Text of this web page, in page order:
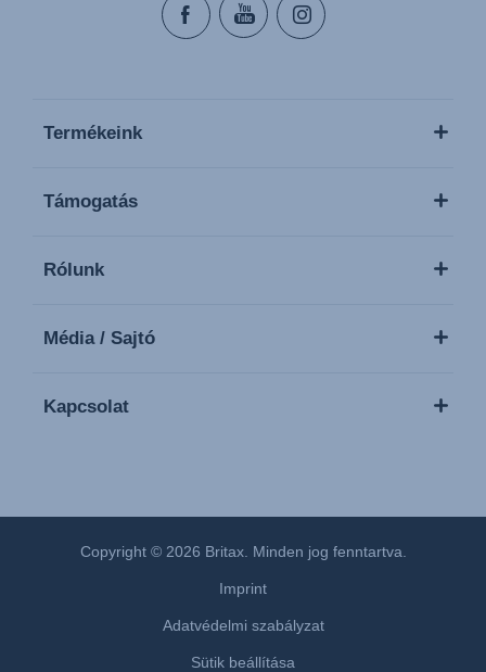
Navodila za uporabo (Slovenščina)
Termékeink
Támogatás
Rólunk
Média / Sajtó
Kapcsolat
Copyright © 2026 Britax. Minden jog fenntartva.
Imprint
Adatvédelmi szabályzat
Sütik beállítása